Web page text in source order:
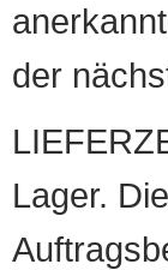
der
Lager.